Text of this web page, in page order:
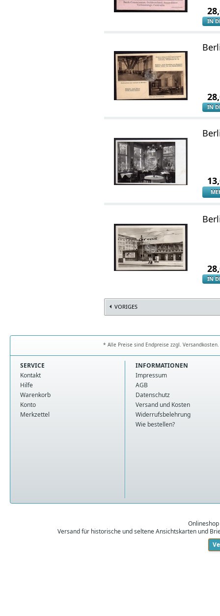
IN
IN
IN
VORIGES
* Alle Preise sind Endpreise zzgl.
SERVICE
Kontakt
Hilfe
Warenkorb
Konto
Merkzettel
INFORMATIONEN
Impressum
AGB
Datenschutz
Versand und Kosten
Widerrufsbelehrung
Wie bestellen?
Versand für historische und seltene Ansichtskarten und